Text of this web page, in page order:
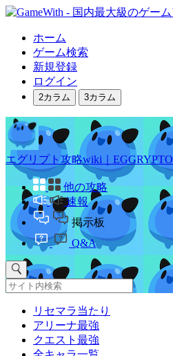
ホーム
ゲーム検索
新規登録
ログイン
2カラム 3カラム
エグリプト攻略wiki｜EGGRYPTO
他の攻略
速報
掲示板
Q&A
リセマラ当たり
アリーナ最強
クエスト最強